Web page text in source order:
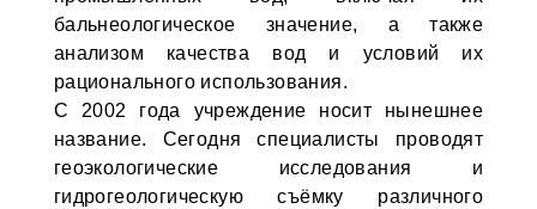
бальнеологическое значение, а также
анализом качества вод и условий их
рационального использования.
С 2002 года учреждение носит нынешнее
название. Сегодня специалисты проводят
геоэкологические исследования и
гидрогеологическую съёмку различного